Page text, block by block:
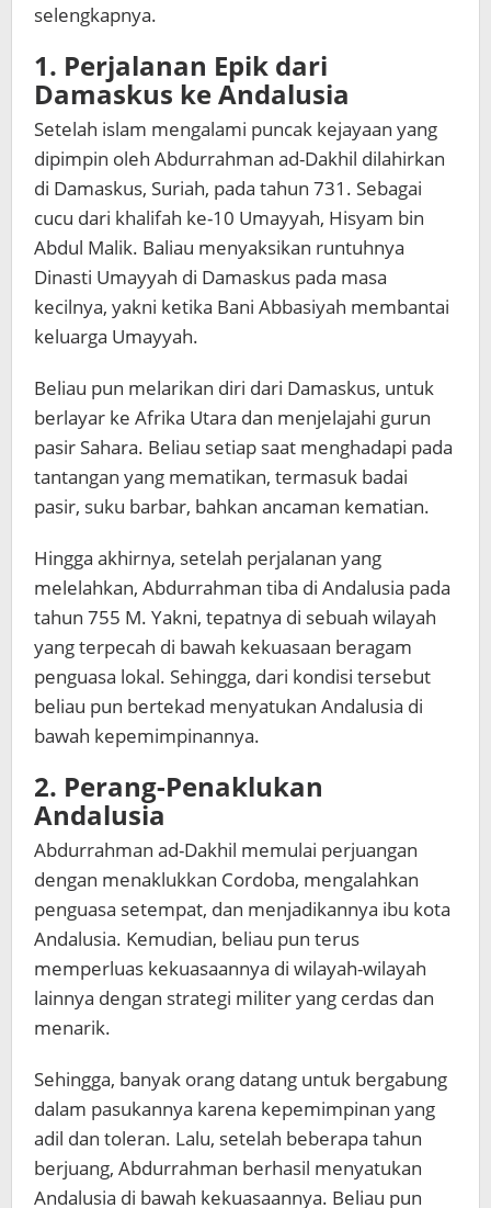
selengkapnya.
1. Perjalanan Epik dari
Damaskus ke Andalusia
Setelah islam mengalami puncak kejayaan yang
dipimpin oleh Abdurrahman ad-Dakhil dilahirkan
di Damaskus, Suriah, pada tahun 731. Sebagai
cucu dari khalifah ke-10 Umayyah, Hisyam bin
Abdul Malik. Baliau menyaksikan runtuhnya
Dinasti Umayyah di Damaskus pada masa
kecilnya, yakni ketika Bani Abbasiyah membantai
keluarga Umayyah.
Beliau pun melarikan diri dari Damaskus, untuk
berlayar ke Afrika Utara dan menjelajahi gurun
pasir Sahara. Beliau setiap saat menghadapi pada
tantangan yang mematikan, termasuk badai
pasir, suku barbar, bahkan ancaman kematian.
Hingga akhirnya, setelah perjalanan yang
melelahkan, Abdurrahman tiba di Andalusia pada
tahun 755 M. Yakni, tepatnya di sebuah wilayah
yang terpecah di bawah kekuasaan beragam
penguasa lokal. Sehingga, dari kondisi tersebut
beliau pun bertekad menyatukan Andalusia di
bawah kepemimpinannya.
2. Perang-Penaklukan
Andalusia
Abdurrahman ad-Dakhil memulai perjuangan
dengan menaklukkan Cordoba, mengalahkan
penguasa setempat, dan menjadikannya ibu kota
Andalusia. Kemudian, beliau pun terus
memperluas kekuasaannya di wilayah-wilayah
lainnya dengan strategi militer yang cerdas dan
menarik.
Sehingga, banyak orang datang untuk bergabung
dalam pasukannya karena kepemimpinan yang
adil dan toleran. Lalu, setelah beberapa tahun
berjuang, Abdurrahman berhasil menyatukan
Andalusia di bawah kekuasaannya. Beliau pun